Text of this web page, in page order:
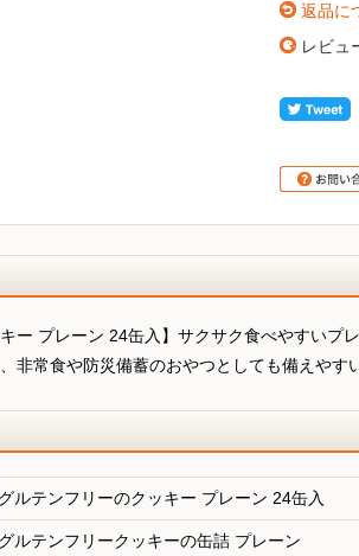
返品に
レビュ
キー プレーン 24缶入】サクサク食べやすいプ
非常食や防災備蓄のおやつとしても備えやす
グルテンフリーのクッキー プレーン 24缶入
グルテンフリークッキーの缶詰 プレーン